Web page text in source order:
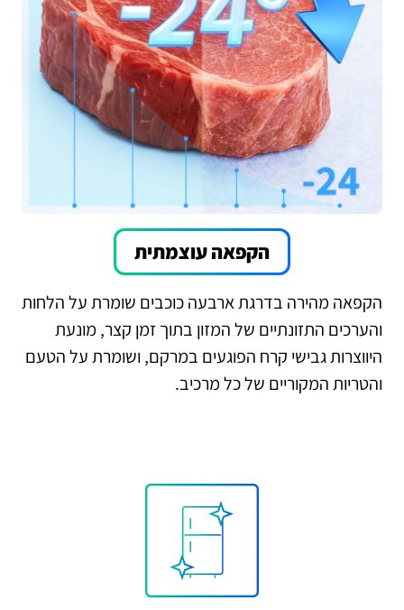
הקפאה עוצמתית
הקפאה מהירה בדרגת ארבעה כוכבים שומרת על הלחות
והערכים התזונתיים של המזון בתוך זמן קצר, מונעת
היווצרות גבישי קרח הפוגעים במרקם, ושומרת על הטעם
והטריות המקוריים של כל מרכיב.